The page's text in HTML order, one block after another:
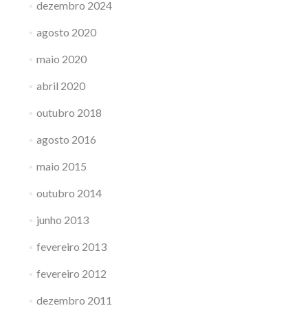
dezembro 2024
agosto 2020
maio 2020
abril 2020
outubro 2018
agosto 2016
maio 2015
outubro 2014
junho 2013
fevereiro 2013
fevereiro 2012
dezembro 2011